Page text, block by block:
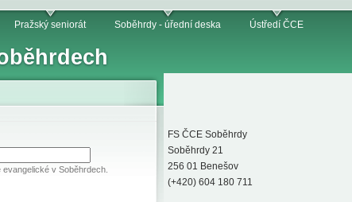
Pražský seniorát Soběhrdy - úřední deska Ústředí ČCE
v Soběhrdech.
FS ČCE Soběhrdy
Soběhrdy 21
256 01 Benešov
(+420) 604 180 711